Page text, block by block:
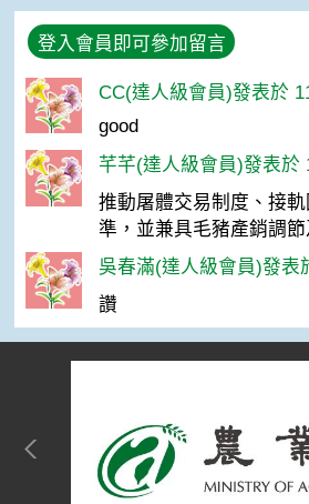
登入會員即可參加留言
CC(達人級會員)發表於
good
芊芊(達人級會員)發表於
推動屠體交易制度、接
準，並兼具毛豬產銷調
吳春滿(達人級會員)發表
讚